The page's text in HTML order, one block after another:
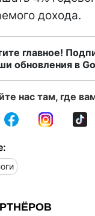
дохода.
главное!
обновления в
нас там, где